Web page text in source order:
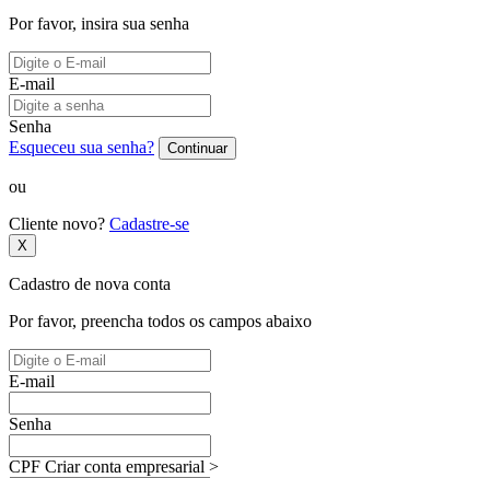
Por favor, insira sua senha
E-mail
Senha
Esqueceu sua senha?
Continuar
ou
Cliente novo? Cadastre-se
X
Cadastro de nova conta
Por favor, preencha todos os campos abaixo
E-mail
Senha
CPF Criar conta empresarial >